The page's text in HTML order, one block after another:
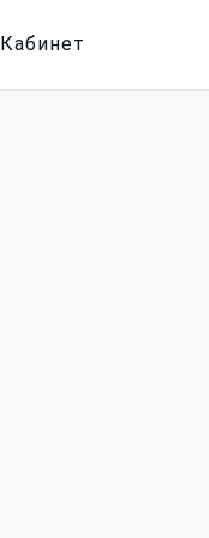
Кабинет